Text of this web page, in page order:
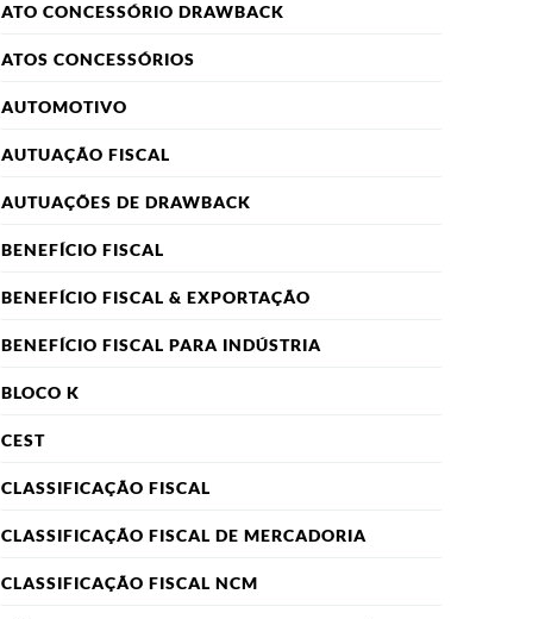
ATO CONCESSÓRIO DRAWBACK
ATOS CONCESSÓRIOS
AUTOMOTIVO
AUTUAÇÃO FISCAL
AUTUAÇÕES DE DRAWBACK
BENEFÍCIO FISCAL
BENEFÍCIO FISCAL & EXPORTAÇÃO
BENEFÍCIO FISCAL PARA INDÚSTRIA
BLOCO K
CEST
CLASSIFICAÇÃO FISCAL
CLASSIFICAÇÃO FISCAL DE MERCADORIA
CLASSIFICAÇÃO FISCAL NCM